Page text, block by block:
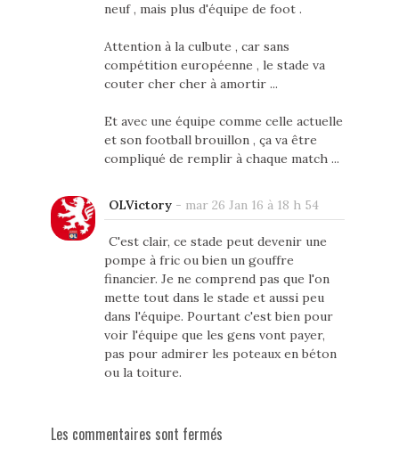
neuf , mais plus d'équipe de foot .
Attention à la culbute , car sans
compétition européenne , le stade va
couter cher cher à amortir ...
Et avec une équipe comme celle actuelle
et son football brouillon , ça va être
compliqué de remplir à chaque match ...
OLVictory- mar 26 Jan 16 à 18 h 54
C'est clair, ce stade peut devenir une
pompe à fric ou bien un gouffre
financier. Je ne comprend pas que l'on
mette tout dans le stade et aussi peu
dans l'équipe. Pourtant c'est bien pour
voir l'équipe que les gens vont payer,
pas pour admirer les poteaux en béton
ou la toiture.
Les commentaires sont fermés